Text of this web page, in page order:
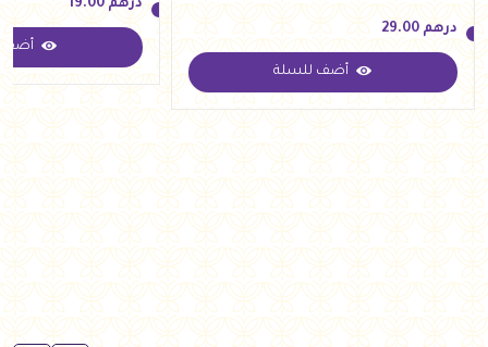
درهم
درهم 29.00
أضف للسلة
درهم
درهم 19.00
أضف